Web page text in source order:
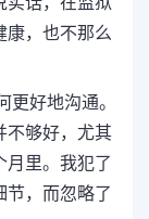
康，也不那么
更好地沟通。
不够好，尤其
月里。我犯了
节，而忽略了